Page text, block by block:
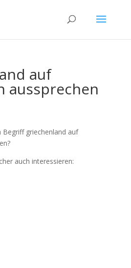
auf
aussprechen
Begriff griechenland auf
auch interessieren: